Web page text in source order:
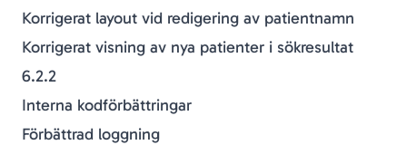
Korrigerat layout vid redigering av patientnamn
Korrigerat visning av nya patienter i sökresultat
6.2.2
Interna kodförbättringar
Förbättrad loggning